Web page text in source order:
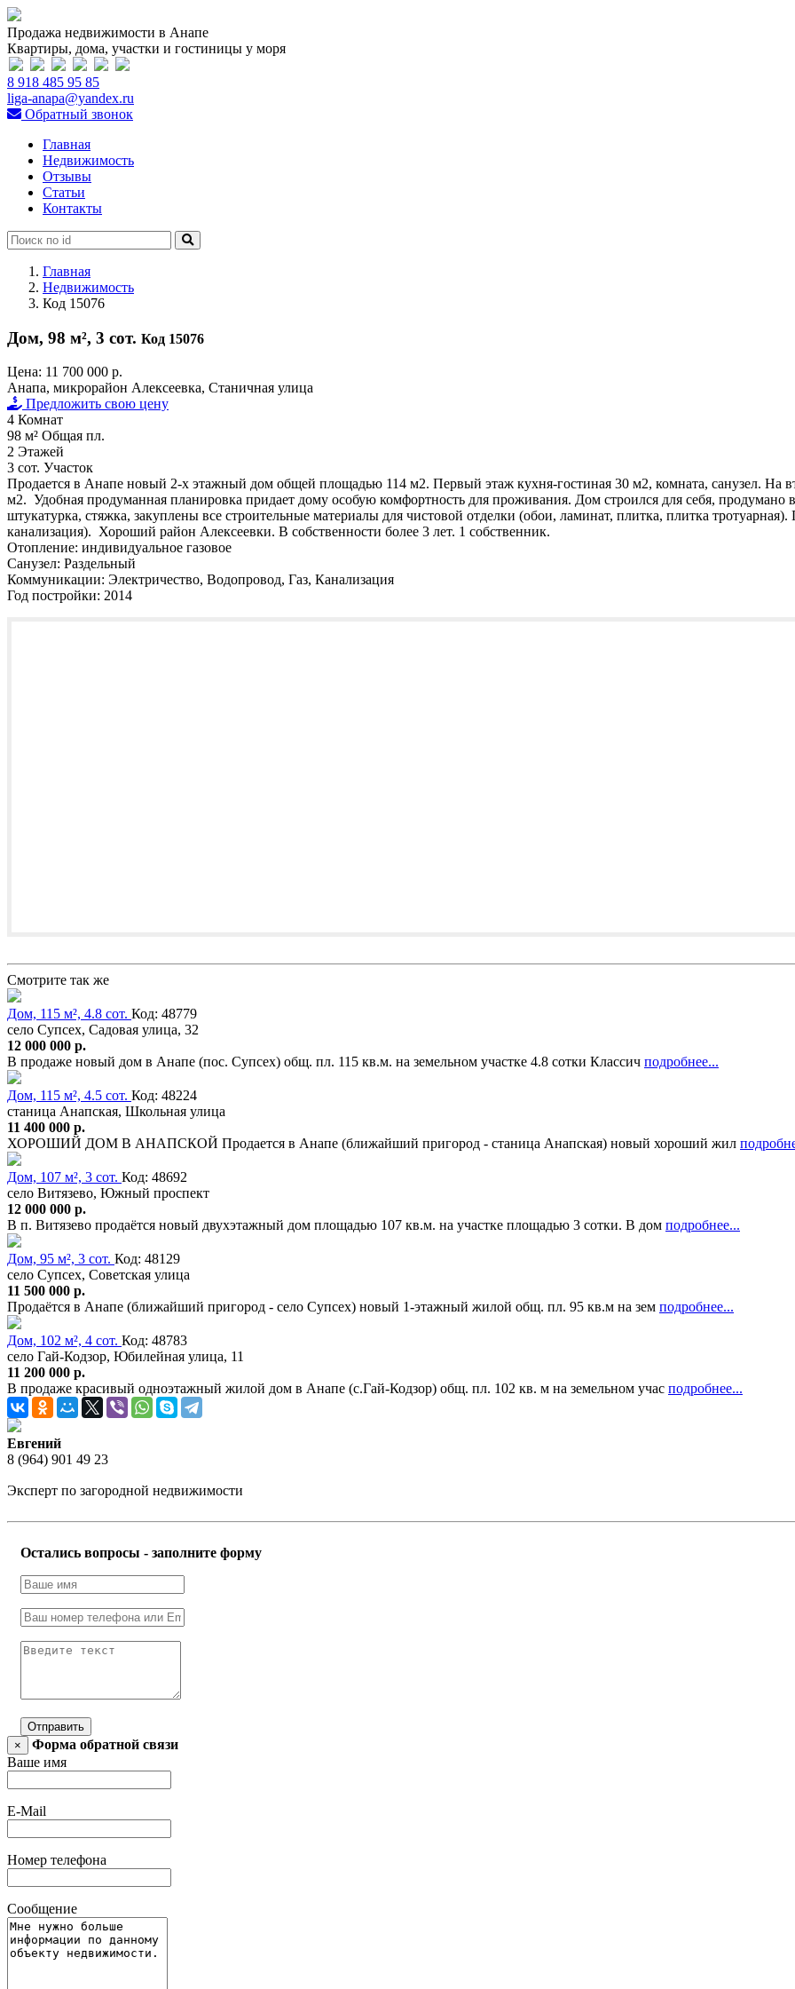
Продажа недвижимости в Анапе
Квартиры, дома, участки и гостиницы у моря
8 918 485 95 85
liga-anapa@yandex.ru
Обратный звонок
Главная
Недвижимость
Отзывы
Статьи
Контакты
Главная
Недвижимость
Код 15076
Дом, 98 м², 3 сот. Код 15076
Цена: 11 700 000 р.
Анапа, микрорайон Алексеевка, Станичная улица
Предложить свою цену
4 Комнат
98 м² Общая пл.
2 Этажей
3 сот. Участок
Продается в Анапе новый 2-х этажный дом общей площадью 114 м2. Первый этаж кухня-гостиная 30 м2, комната, санузел. На
м2. Удобная продуманная планировка придает дому особую комфортность для проживания. Дом строился для себя,
штукатурка, стяжка, закуплены все строительные материалы для чистовой отделки (обои, ламинат, плитка, плитка
канализация). Хороший район Алексеевки. В собственности более 3 лет. 1 собственник.
Отопление: индивидуальное газовое
Санузел: Раздельный
Коммуникации: Электричество, Водопровод, Газ, Канализация
Год постройки: 2014
Смотрите так же
Дом, 115 м², 4.8 сот. Код: 48779
село Супсех, Садовая улица, 32
12 000 000 р.
В продаже новый дом в Анапе (пос. Супсех) общ. пл. 115 кв.м. на земельном участке 4.8 сотки Классич подробнее...
Дом, 115 м², 4.5 сот. Код: 48224
станица Анапская, Школьная улица
11 400 000 р.
ХОРОШИЙ ДОМ В АНАПСКОЙ Продается в Анапе (ближайший пригород - станица Анапская) новый хороший жил
Дом, 107 м², 3 сот. Код: 48692
село Витязево, Южный проспект
12 000 000 р.
В п. Витязево продаётся новый двухэтажный дом площадью 107 кв.м. на участке площадью 3 сотки. В дом подробнее...
Дом, 95 м², 3 сот. Код: 48129
село Супсех, Советская улица
11 500 000 р.
Продаётся в Анапе (ближайший пригород - село Супсех) новый 1-этажный жилой общ. пл. 95 кв.м на зем подробнее...
Дом, 102 м², 4 сот. Код: 48783
село Гай-Кодзор, Юбилейная улица, 11
11 200 000 р.
В продаже красивый одноэтажный жилой дом в Анапе (с.Гай-Кодзор) общ. пл. 102 кв. м на земельном учас подробнее...
Евгений
8 (964) 901 49 23
Эксперт по загородной недвижимости
Остались вопросы - заполните форму
Отправить
×
Форма обратной связи
Ваше имя
E-Mail
Номер телефона
Сообщение